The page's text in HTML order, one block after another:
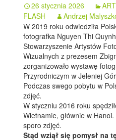
26 stycznia 2026 ART
FLASH
Andrzej
W 2019 roku odwiedziła
fotografka Nguyen Thi
Stowarzyszenie Artystów
Wizualnych z prezesem
zorganizowało wystawę
Przyrodniczym w Jeleniej
Podczas swego pobytu w
zdjęć.
W styczniu 2016 roku
Wietnamie, głównie w
sporo zdjęć.
Stąd wziął się pomysł na